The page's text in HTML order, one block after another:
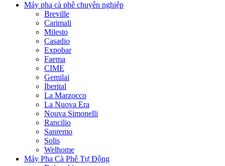
Máy pha cà phê chuyên nghiệp
Breville
Carimali
Milesto
Casadio
Expobar
Faema
CIME
Gemilai
Iberital
La Marzocco
La Nuova Era
Nouva Simonelli
Rancilio
Sanremo
Solis
Welhome
Máy Pha Cà Phê Tự Động